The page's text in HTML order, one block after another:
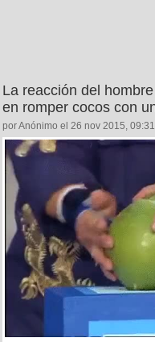
La reacción del
en romper cocos con
por Anónimo el 26 nov 2015, 09:31